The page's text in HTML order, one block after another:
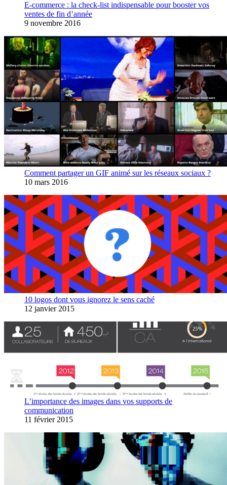
E-commerce : la check-list indispensable pour booster vos
ventes de fin d’année
9 novembre 2016
Comment partager un GIF animé sur les réseaux sociaux ?
10 mars 2016
10 logos dont vous ignorez le sens caché
12 janvier 2015
L’importance des images dans vos supports de
communication
11 février 2015